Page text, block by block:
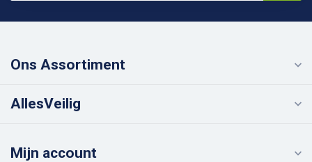
Ons Assortiment
AllesVeilig
Mijn account